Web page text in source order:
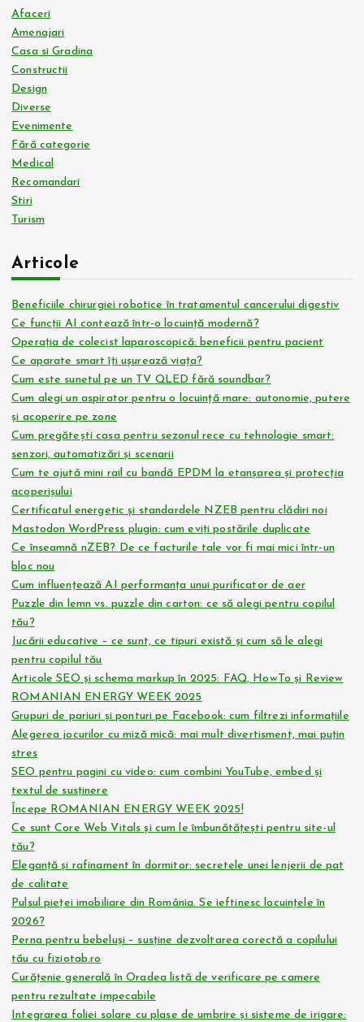
Afaceri
Amenajari
Casa si Gradina
Constructii
Design
Diverse
Evenimente
Fără categorie
Medical
Recomandari
Stiri
Turism
Articole
Beneficiile chirurgiei robotice în tratamentul cancerului digestiv
Ce funcții AI contează într-o locuință modernă?
Operația de colecist laparoscopică: beneficii pentru pacient
Ce aparate smart îți ușurează viața?
Cum este sunetul pe un TV QLED fără soundbar?
Cum alegi un aspirator pentru o locuință mare: autonomie, putere
și acoperire pe zone
Cum pregătești casa pentru sezonul rece cu tehnologie smart:
senzori, automatizări și scenarii
Cum te ajută mini rail cu bandă EPDM la etanșarea și protecția
acoperișului
Certificatul energetic și standardele NZEB pentru clădiri noi
Mastodon WordPress plugin: cum eviți postările duplicate
Ce înseamnă nZEB? De ce facturile tale vor fi mai mici într-un
bloc nou
Cum influențează AI performanța unui purificator de aer
Puzzle din lemn vs. puzzle din carton: ce să alegi pentru copilul
tău?
Jucării educative – ce sunt, ce tipuri există și cum să le alegi
pentru copilul tău
Articole SEO și schema markup în 2025: FAQ, HowTo și Review
ROMANIAN ENERGY WEEK 2025
Grupuri de pariuri și ponturi pe Facebook: cum filtrezi informațiile
Alegerea jocurilor cu miză mică: mai mult divertisment, mai puțin
stres
SEO pentru pagini cu video: cum combini YouTube, embed și
textul de susținere
Începe ROMANIAN ENERGY WEEK 2025!
Ce sunt Core Web Vitals și cum le îmbunătățești pentru site-ul
tău?
Eleganță și rafinament în dormitor: secretele unei lenjerii de pat
de calitate
Pulsul pieței imobiliare din România. Se ieftinesc locuințele în
2026?
Perna pentru bebeluși – susține dezvoltarea corectă a copilului
tău cu fiziotab.ro
Curățenie generală în Oradea listă de verificare pe camere
pentru rezultate impecabile
Integrarea foliei solare cu plase de umbrire și sisteme de irigare: